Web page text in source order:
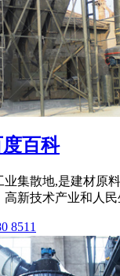
百科
业集散地,是建材原
新技术产业和人
8511